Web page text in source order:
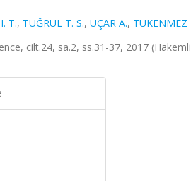
T., TUĞRUL T. S., UÇAR A., TÜKENMEZ
cilt.24, sa.2, ss.31-37, 2017